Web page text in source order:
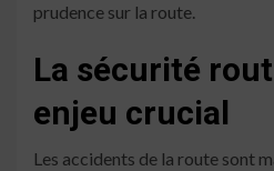
prudence sur la route.
La sécurité
enjeu crucial
Les accidents de la route sont